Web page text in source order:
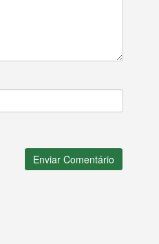
Enviar Comentário